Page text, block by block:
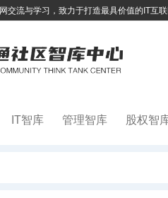
交流与学习，致力于打造最具价值的IT互联
IT智库 管理智库 股权智